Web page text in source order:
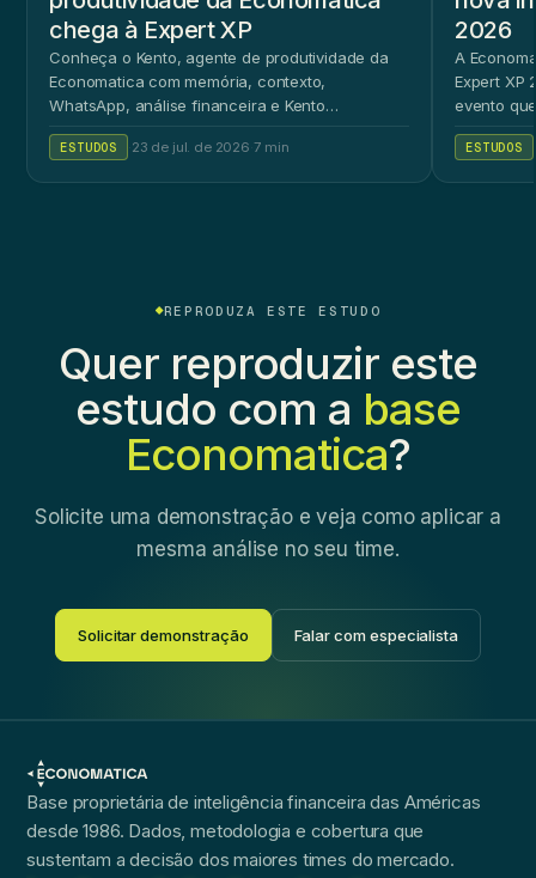
chega à Expert XP
Conheça o Kento, agente de produtividade da
Economatica com memória, contexto,
WhatsApp, análise financeira e Kento
ESTUDOS 23 de jul. de 2026 7 min
2026
A
Expert XP
evento
ESTUDOS
REPRODUZA ESTE ESTUDO
Quer reproduzir este
estudo com a base
Economatica?
Solicite uma demonstração e veja como aplicar a
mesma análise no seu time.
Solicitar demonstração Falar com especialista
Base proprietária de inteligência financeira das Américas
desde 1986. Dados, metodologia e cobertura que
sustentam a decisão dos maiores times do mercado.